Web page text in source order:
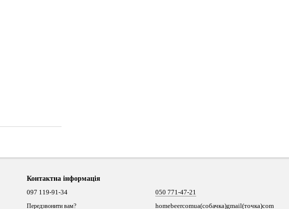
Контактна інформація
097 119-91-34
Передзвонити вам?
050 771-47-21
homebeercomua(собачка)gmail(точка)com